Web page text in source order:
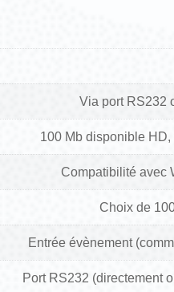
Via port RS232
100 Mb disponible
Compatibilité avec
Choix de
Entrée évènement
Port RS232 (directement